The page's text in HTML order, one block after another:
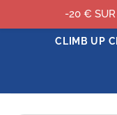
CLIMB UP
-20 € SUR